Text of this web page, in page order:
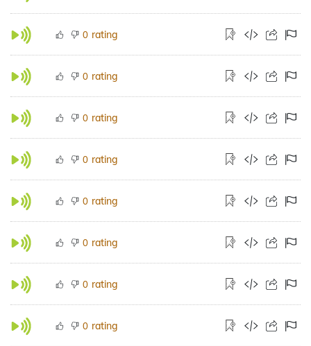
0 rating
0 rating
0 rating
0 rating
0 rating
0 rating
0 rating
0 rating